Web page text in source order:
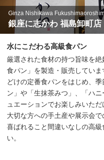
Ginza Nishikawa
銀座に志かわ 福島卸町店
水にこだわる高級食パン
厳選された食材の持つ旨味を
食パン」を製造・販売してい
どけの定番食パンをはじめ、
ン」や「生抹茶みつ」、「ハ
ュエーションでお楽しみいた
大切な方への手土産や展示会
喜ばれること間違いなしの高
い。